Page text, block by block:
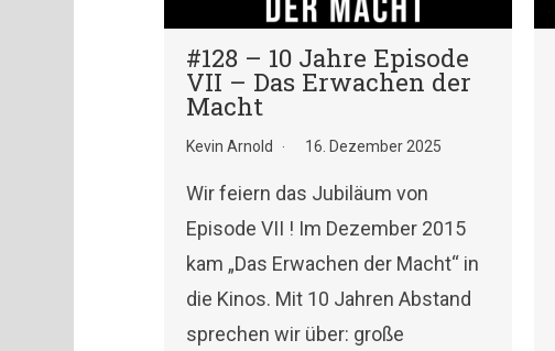
#128 – 10 Jahre Episode
VII – Das Erwachen der
Macht
Kevin Arnold 16. Dezember 2025
Wir feiern das Jubiläum von
Episode VII ! Im Dezember 2015
kam „Das Erwachen der Macht“ in
die Kinos. Mit 10 Jahren Abstand
sprechen wir über: große